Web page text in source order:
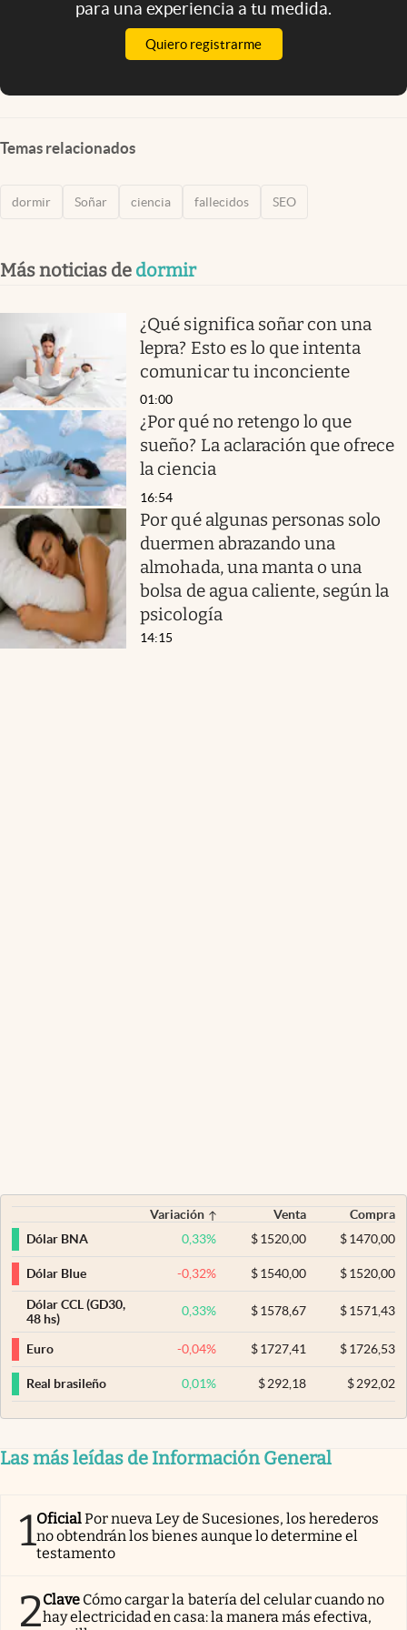
para una experiencia a tu medida.
Quiero registrarme
Temas relacionados
dormir Soñar ciencia fallecidos SEO
Más noticias de dormir
¿Qué significa soñar con una
lepra? Esto es lo que intenta
comunicar tu inconciente
01:00
¿Por qué no retengo lo que
sueño? La aclaración que ofrece
la ciencia
16:54
Por qué algunas personas solo
duermen abrazando una
almohada, una manta o una
bolsa de agua caliente, según la
psicología
14:15
Variación Venta
Compra
Dólar BNA
0,33% $ 1520,00 $1470,00
Dólar Blue -0,32% $ 1540,00 $1520,00
Dólar CCL (GD30,
48 hs)
0,33% $ 1578,67 $1571,43
Euro -0,04% $ 1727,41 $1726,53
Real brasileño 0,01% $ 292,18 $292,02
Las más leídas de Información General
1OficialPor nueva Ley de Sucesiones, los herederos
no obtendrán los bienes aunque lo determine el
testamento
2Clave Cómo cargar la batería del celular cuando no
hay electricidad en casa: la manera más efectiva,